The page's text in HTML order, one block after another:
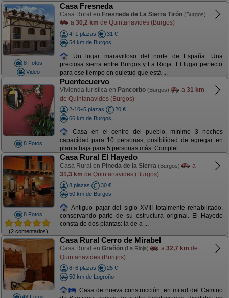
8 Fotos
Video
Casa Fresneda
Casa Rural en Fresneda de La Sierra Tirón (Burgos)
a 30,2 km de Quintanavides (Burgos)
4+1 plazas
31 €
54 km de Burgos
Un lugar maravilloso del norte de España. Una
preciosa sierra entre Burgos y La Rioja. El lugar perfecto
para ese tiempo en quietud que está ...
8 Fotos
Puentecuervo
Vivienda turística en Pancorbo (Burgos) a 31 km
de Quintanavides (Burgos)
2-10+5 plazas
20 €
66 km de Burgos
Casa en el centro del pueblo, mínimo 3 noches
capacidad para 10 personas, posibilidad de agregar en
planta baja para 5 personas más. Complet ...
8 Fotos
(2 comentarios)
Casa Rural El Hayedo
Casa Rural en Pineda de la Sierra (Burgos)
a
31,3 km de Quintanavides (Burgos)
8 plazas
30 €
50 km de Burgos
Antiguo pajar del siglo XVIII totalmente rehabilitado,
conservando parte de su estructura original. El Hayedo
consta de dos plantas: la de a ...
Casa Rural Cerro de Mirabel
Casa Rural en Grañón (La Rioja) a 32,7 km de
Quintanavides (Burgos)
8+6 plazas
25 €
50 km de Logroño
Casa de nueva construcción, en mitad del Camino